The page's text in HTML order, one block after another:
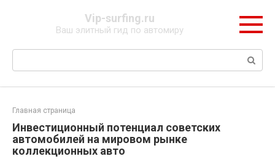
Vip-surfing.ru
Ваш элитный гид по автомиру
Поиск:
Главная страница
Инвестиционный потенциал советских
автомобилей на мировом рынке
коллекционных авто